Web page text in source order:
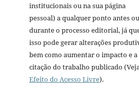
institucionais ou na sua página
pessoal) a qualquer ponto antes ou
durante o processo editorial, já
isso pode gerar alterações
bem como aumentar o impacto e a
citação do trabalho publicado
Efeito do Acesso Livre).